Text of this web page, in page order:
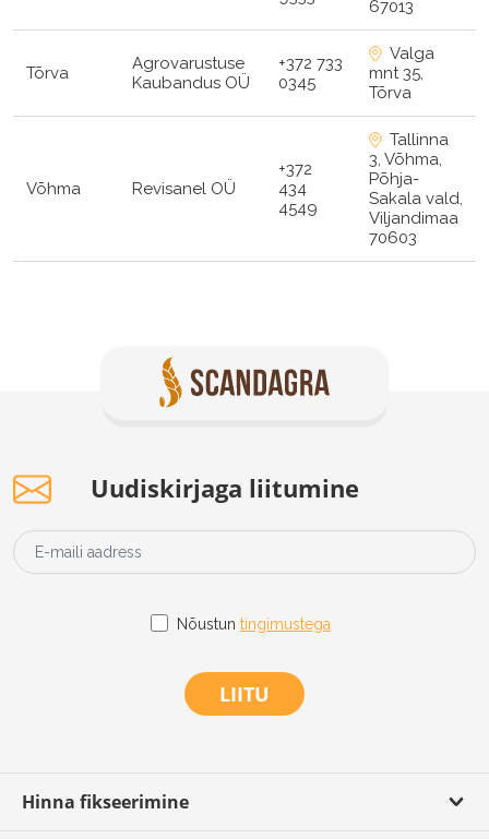
67013
Tõrva
Agrovarustuse
Kaubandus OÜ
+372 733
0345
Valga
mnt 35,
Tõrva
Võhma Revisanel OÜ
+372
434
4549
Tallinna
3, Võhma,
Põhja-
Sakala vald,
Viljandimaa
70603
Uudiskirjaga liitumine
Nõustun tingimustega
LIITU
Hinna fikseerimine